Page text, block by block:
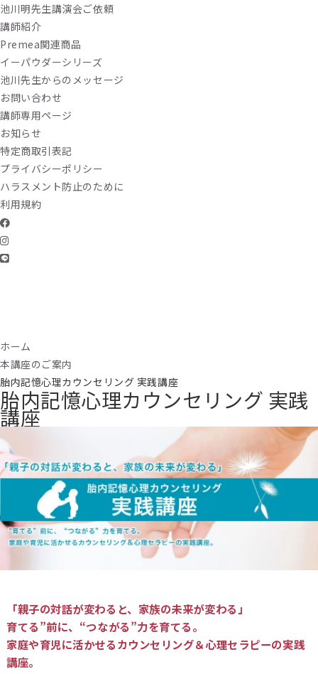
池川明先生講演会ご依頼
講師紹介
Premea関連商品
イーパウダーシリーズ
池川先生からのメッセージ
お問い合わせ
講師専用ページ
お知らせ
特定商取引表記
プライバシーポリシー
ハラスメント防止のために
利用規約
ホーム
本講座のご案内
胎内記憶心理カウンセリング 実践講座
胎内記憶心理カウンセリング 実践
講座
「親子の対話が変わると、家族の未来が変わる」
育てる”前に、“つながる”力を育てる。
家庭や育児に活かせるカウンセリング＆心理セラピーの実践
講座。